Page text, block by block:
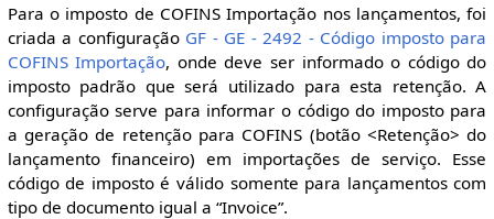
Para o imposto de COFINS Importação nos lançamentos, foi
criada a configuração GF - GE - 2492 - Código imposto para
COFINS Importação, onde deve ser informado o código do
imposto padrão que será utilizado para esta retenção. A
configuração serve para informar o código do imposto para
a geração de retenção para COFINS (botão <Retenção> do
lançamento financeiro) em importações de serviço. Esse
código de imposto é válido somente para lançamentos com
tipo de documento igual a “Invoice”.